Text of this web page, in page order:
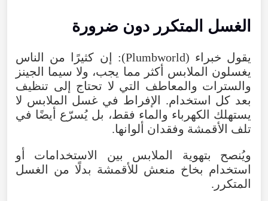
الغسل المتكرر دون ضرورة
يقول خبراء (Plumbworld): إن كثيرًا من الناس
يغسلون الملابس أكثر مما يجب، ولا سيما الجينز
والسترات والمعاطف التي لا تحتاج إلى تنظيف
بعد كل استخدام. الإفراط في غسل الملابس لا
يستهلك الكهرباء والماء فقط، بل يُسرّع أيضًا في
تلف الأقمشة وفقدان ألوانها.
ويُنصح بتهوية الملابس بين الاستخدامات أو
استخدام بخاخ منعش للأقمشة بدلًا من الغسل
المتكرر.